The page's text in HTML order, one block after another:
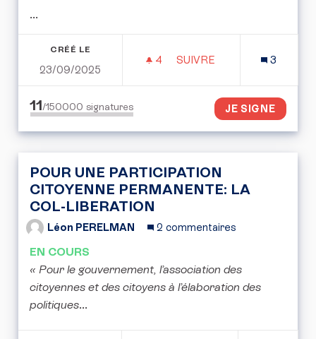
...
CRÉÉ LE
23/09/2025
4 4 ABONNÉS
SUIVRE
3
11/150000 signatures JE SIGNE
POUR UNE PARTICIPATION
CITOYENNE PERMANENTE: LA
COL-LIBERATION
Léon PERELMAN 2 commentaires
EN COURS
« Pour le gouvernement, l’association des
citoyennes et des citoyens à l’élaboration des
politiques...